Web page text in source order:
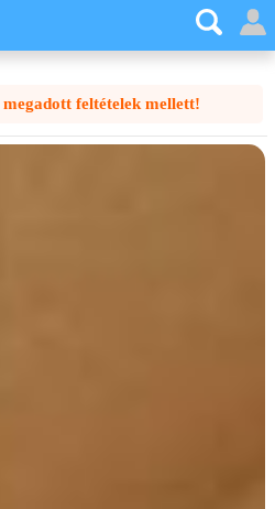
feltételek mellett!